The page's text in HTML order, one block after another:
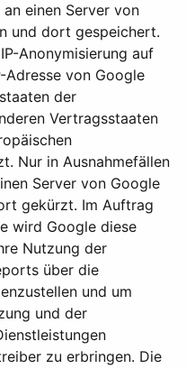
einen Server von
und dort gespeichert.
Anonymisierung auf
Adresse von Google
der
Vertragsstaaten
Nur in Ausnahmefällen
Server von Google
gekürzt. Im Auftrag
wird Google diese
Nutzung der
über die
und um
und der
zu erbringen. Die